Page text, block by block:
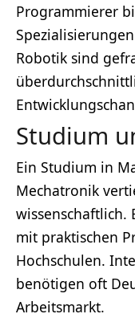
Programmierer
Robotik sind
Studium
Ein Studium in
Mechatronik
wissenschaftlich.
mit praktischen
Hochschulen.
benötigen oft
Arbeitsmarkt.